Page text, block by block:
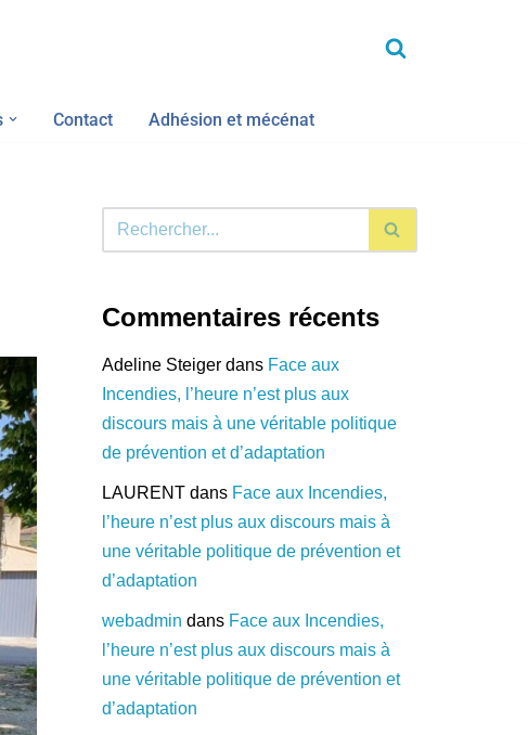
Contact Adhésion et mécénat
Commentaires récents
Adeline Steiger dans Face aux
Incendies, l’heure n’est plus aux
discours mais à une véritable politique
de prévention et d’adaptation
LAURENT dans Face aux Incendies,
l’heure n’est plus aux discours mais à
une véritable politique de prévention et
d’adaptation
webadmin dans Face aux Incendies,
l’heure n’est plus aux discours mais à
une véritable politique de prévention et
d’adaptation